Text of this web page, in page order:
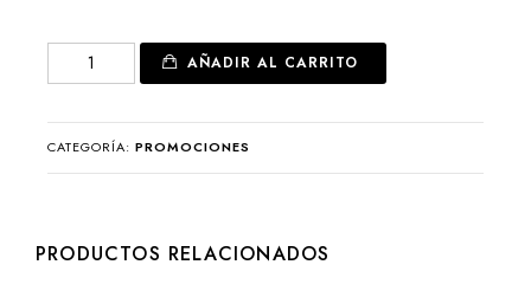
Vídeo
de
por
AÑADIR AL CARRITO
CATEGORÍA: PROMOCIONES
PRODUCTOS RELACIONADOS